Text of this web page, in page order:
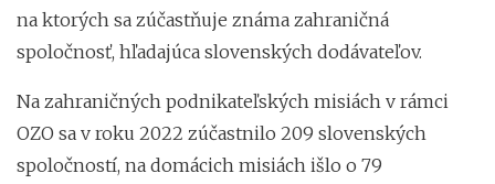
na ktorých sa zúčastňuje známa zahraničná
spoločnosť, hľadajúca slovenských dodávateľov.
Na zahraničných podnikateľských misiách v rámci
OZO sa v roku 2022 zúčastnilo 209 slovenských
spoločností, na domácich misiách išlo o 79